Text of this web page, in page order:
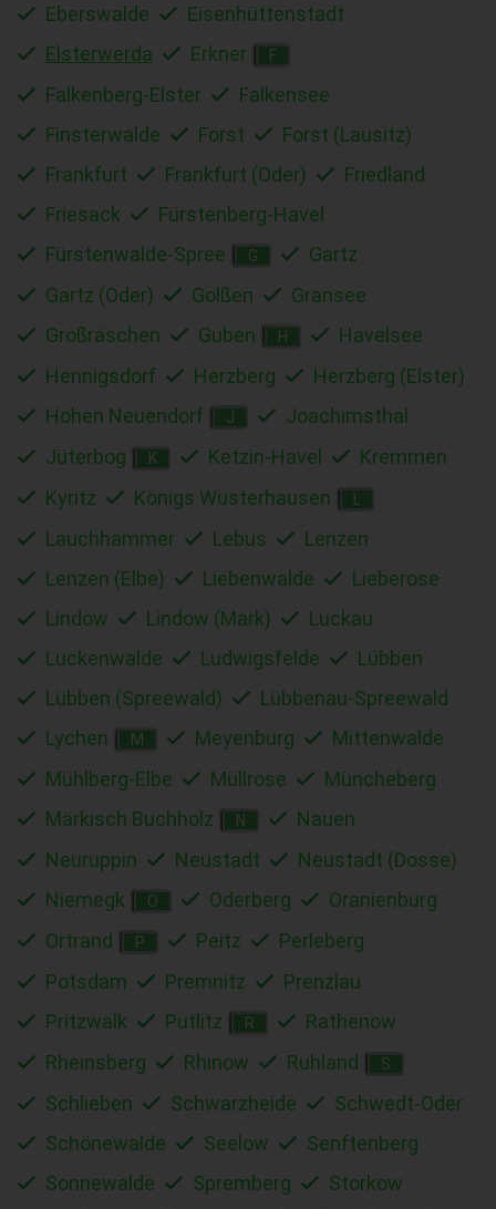
Eberswalde
Eisenhüttenstadt
Elsterwerda
Erkner F
Falkenberg-Elster
Falkensee
Finsterwalde
Forst
Forst (Lausitz)
Frankfurt
Frankfurt (Oder)
Friedland
Friesack
Fürstenberg-Havel
Fürstenwalde-Spree
G
Gartz
Gartz (Oder)
Golßen
Gransee
Großräschen
Guben H
Havelsee
Hennigsdorf
Herzberg
Herzberg (Elster)
Hohen Neuendorf
J
Joachimsthal
Jüterbog
K Ketzin-Havel
Kremmen
Kyritz
Königs Wusterhausen
Lauchhammer Lebus
Lenzen
Lenzen (Elbe)
Liebenwalde
Lieberose
Lindow
Lindow (Mark)
Luckau
Luckenwalde
Ludwigsfelde
Lübben
Lübben (Spreewald)
Lübbenau-Spreewald
Lychen
M Meyenburg
Mittenwalde
Mühlberg-Elbe
Müllrose
Müncheberg
Märkisch Buchholz
N
Nauen
Neuruppin
Neustadt
Neustadt (Dosse)
Niemegk
O Oderberg
Oranienburg
Ortrand
P Peitz
Perleberg
Potsdam
Premnitz
Prenzlau
Pritzwalk
Putlitz R
Rathenow
Rheinsberg
Rhinow Ruhland S
Schlieben Schwarzheide
Schwedt-Oder
Schönewalde
Seelow
Senftenberg
Sonnewalde
Spremberg
Storkow